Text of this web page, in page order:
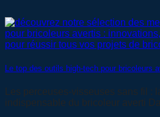
Le top des outils high-tech pour bricoleurs
Les perceuses-visseuses sans fil :
indispensable du bricoleur averti